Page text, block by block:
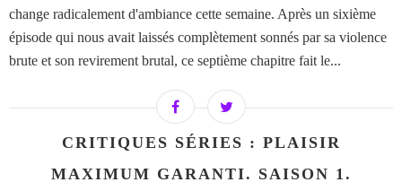
change radicalement d'ambiance cette semaine. Après un sixième
épisode qui nous avait laissés complètement sonnés par sa violence
brute et son revirement brutal, ce septième chapitre fait le...
CRITIQUES SÉRIES : PLAISIR
MAXIMUM GARANTI. SAISON 1.